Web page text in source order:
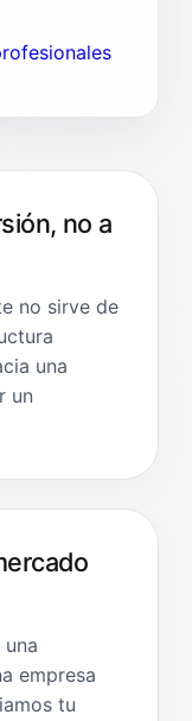
no a
no sirve de
una
un
empresa
tu